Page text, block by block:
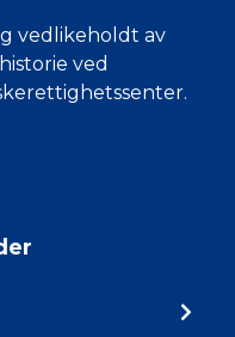
vedlikeholdt av
ved